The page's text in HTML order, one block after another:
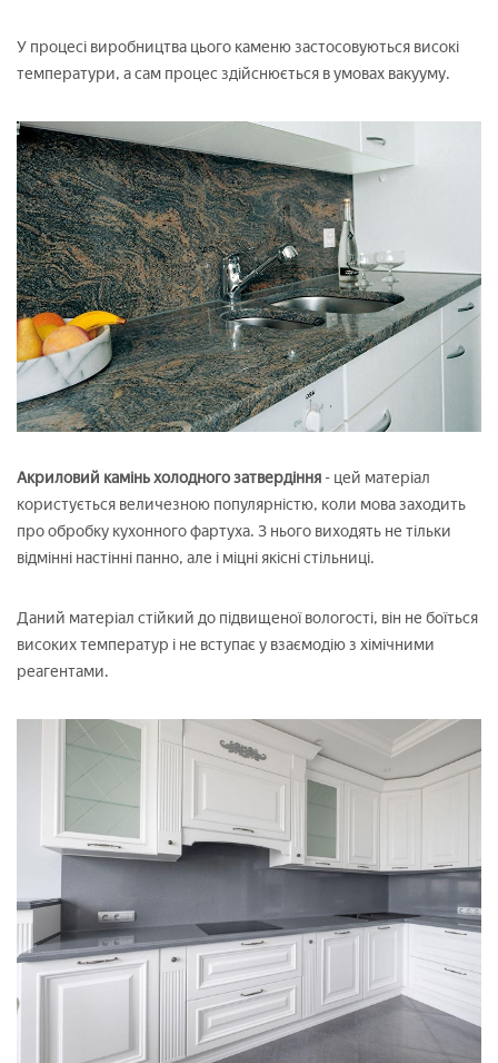
У процесі виробництва цього каменю застосовуються високі
температури, а сам процес здійснюється в умовах вакууму.
Акриловий камінь холодного затвердіння - цей матеріал
користується величезною популярністю, коли мова заходить
про обробку кухонного фартуха. З нього виходять не тільки
відмінні настінні панно, але і міцні якісні стільниці.
Даний матеріал стійкий до підвищеної вологості, він не боїться
високих температур і не вступає у взаємодію з хімічними
реагентами.